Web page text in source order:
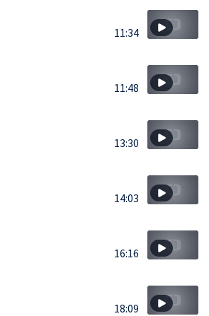
11:34
11:48
13:30
14:03
16:16
18:09